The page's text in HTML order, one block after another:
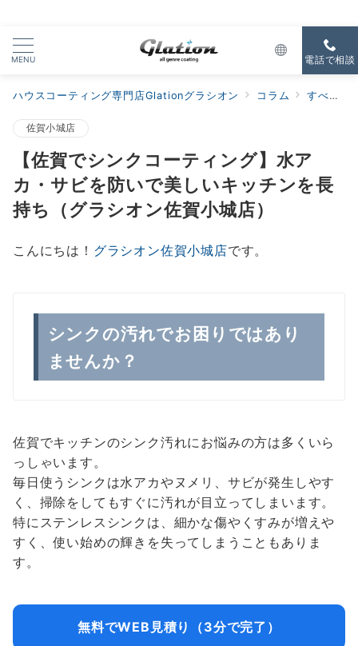
MENU 電話で相談
ハウスコーティング専門店Glationグラシオン コラム すべての新着
佐賀小城店
【佐賀でシンクコーティング】水ア
カ・サビを防いで美しいキッチンを長
持ち（グラシオン佐賀小城店）
こんにちは！ グラシオン佐賀小城店です。
シンクの汚れでお困りではあり
ませんか？
佐賀でキッチンのシンク汚れにお悩みの方は多くいら
っしゃいます。
毎日使うシンクは水アカやヌメリ、サビが発生しやす
く、掃除をしてもすぐに汚れが目立ってしまいます。
特にステンレスシンクは、細かな傷やくすみが増えや
すく、使い始めの輝きを失ってしまうこともありま
す。
無料でWEB見積り（3分で完了）